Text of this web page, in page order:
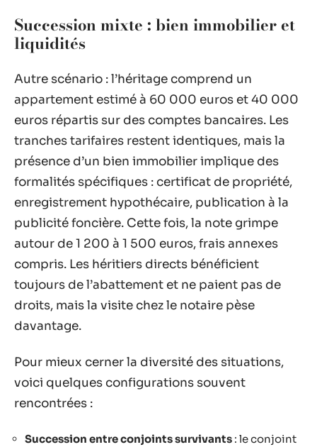
Succession mixte : bien immobilier et
liquidités
Autre scénario : l’héritage comprend un
appartement estimé à 60 000 euros et 40 000
euros répartis sur des comptes bancaires. Les
tranches tarifaires restent identiques, mais la
présence d’un bien immobilier implique des
formalités spécifiques : certificat de propriété,
enregistrement hypothécaire, publication à la
publicité foncière. Cette fois, la note grimpe
autour de 1 200 à 1 500 euros, frais annexes
compris. Les héritiers directs bénéficient
toujours de l’abattement et ne paient pas de
droits, mais la visite chez le notaire pèse
davantage.
Pour mieux cerner la diversité des situations,
voici quelques configurations souvent
rencontrées :
Succession entre conjoints survivants : le conjoint